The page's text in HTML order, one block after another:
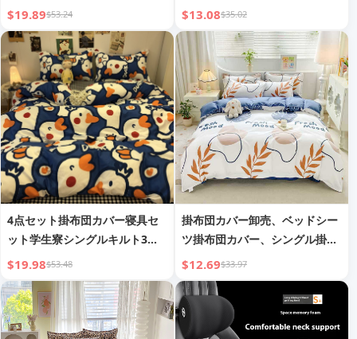
厚手 暖かい ベルベット ブラン
ケット ライブ配信 ソース ドロ
ップシッピング
$19.89$53.24
ランケット 家庭用、昼寝用、オ
フィス用、寝室用
$13.08$35.02
4点セット掛布団カバー寝具セ
ット学生寮シングルキルト3点
セット掛布団カバーシーツ
$19.98$53.48
掛布団カバー卸売、ベッドシー
ツ掛布団カバー、シングル掛布
団カバーウォッシュドコットン
ダブルベッドシーツシングル掛
布団カバーセット工場から
$12.69$33.97